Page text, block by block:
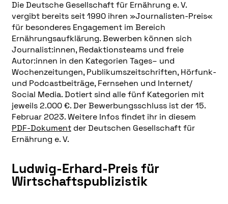
Die Deutsche Gesellschaft für Ernährung e. V.
vergibt bereits seit 1990 ihren »Journalisten-Preis«
für besonderes Engagement im Bereich
Ernährungsaufklärung. Bewerben können sich
Journalist:innen, Redaktionsteams und freie
Autor:innen in den Kategorien Tages– und
Wochenzeitungen, Publikumszeitschriften, Hörfunk-
und Podcastbeiträge, Fernsehen und Internet/
Social Media. Dotiert sind alle fünf Kategorien mit
jeweils 2.000 €. Der Bewerbungsschluss ist der 15.
Februar 2023. Weitere Infos findet ihr in diesem
PDF-Dokumentder Deutschen Gesellschaft für
Ernährung e. V.
Ludwig-Erhard-Preis für
Wirtschaftspublizistik